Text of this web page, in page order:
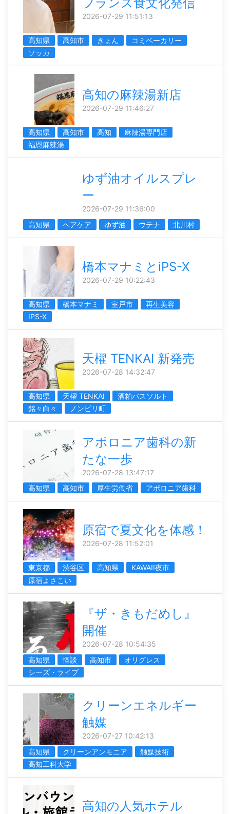
2026-07-29 11:51:13
高知県 高知市 きょん
コミベーカリー
ソッカ
高知の麻辣湯新店
2026-07-29 11:46:27
高知県 高知市 高知
麻辣湯専門店
福恩麻辣湯
ゆず油オイルスプレ
ー
2026-07-29 11:36:00
高知県
ヘアケア ゆず油 ウテナ 北川村
橋本マナミとiPS-X
2026-07-29 10:22:43
高知県 橋本マナミ 室戸市
再生美容
IPS-X
天櫂 TENKAI 新発売
2026-07-28 14:32:47
高知県 天櫂 TENKAI
酒粕バスソルト
銘々白々
ノンビリ町
アポロニア歯科の新
たな一歩
2026-07-28 13:47:17
高知県
高知市 厚生労働省 アポロニア歯科
原宿で夏文化を体感！
2026-07-28 11:52:01
東京都 渋谷区 高知県
KAWAII夜市
原宿よさこい
『ザ・きもだめし』
開催
2026-07-28 10:54:35
高知県
怪談 高知市
オリグレス
シーズ・ライブ
クリーンエネルギー
触媒
2026-07-27 10:42:13
高知県
クリーンアンモニア
触媒技術
高知工科大学
高知の人気ホテル